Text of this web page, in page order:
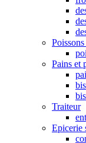
Pains et
Traiteur
Epicerie